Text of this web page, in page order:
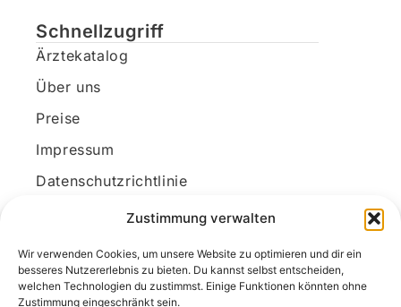
Zustimmung verwalten
Wir verwenden Cookies, um unsere Website zu optimieren und dir ein
besseres Nutzererlebnis zu bieten. Du kannst selbst entscheiden,
welchen Technologien du zustimmst. Einige Funktionen könnten ohne
Zustimmung eingeschränkt sein.
Schnellzugriff
Ärztekatalog
Über uns
Preise
Impressum
Datenschutzrichtlinie
Kundenkonto
Unsere Kontaktdaten
E-Mail: kontakt@docanonym.com